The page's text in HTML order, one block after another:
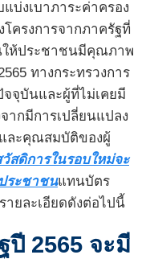
บ่งเบาภาระค่าครอง
ครงการจากภาครัฐที่
ให้ประชาชนมีคุณภาพ
ทางกระทรวงการ
จจุบันและผู้ที่ไม่เคยมี
ากมีการเปลี่ยนแปลง
ละคุณสมบัติของผู้
สดิการในรอบใหม่จะ
ระชาชนแทนบัตร
ายละเอียดดังต่อไปนี้
ปี 2565 จะมี